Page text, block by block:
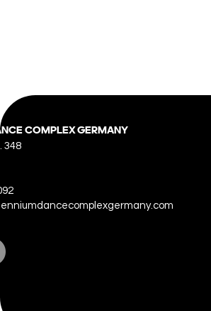
COMPLEX GERMANY
348